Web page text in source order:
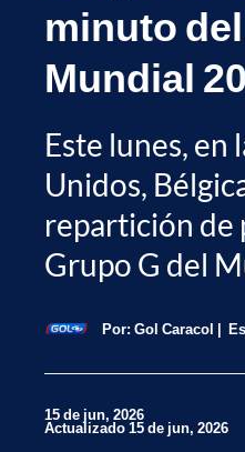
minuto
Mundial
Este lunes, en
Unidos,
repartición de
Grupo G del
Por: Gol Caracol
15 de jun, 2026
Actualizado 15 de jun, 2026